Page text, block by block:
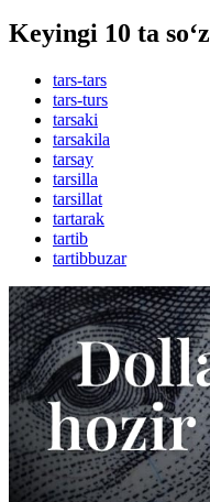
Keyingi 10 ta so‘z
tars-tars
tars-turs
tarsaki
tarsakila
tarsay
tarsilla
tarsillat
tartarak
tartib
tartibbuzar